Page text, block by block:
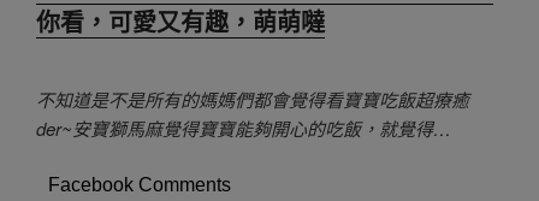
你看，可愛又有趣，萌萌噠
不知道是不是所有的媽媽們都會覺得看寶寶吃飯超療癒
der~安寶獅馬麻覺得寶寶能夠開心的吃飯，就覺得…
Facebook Comments